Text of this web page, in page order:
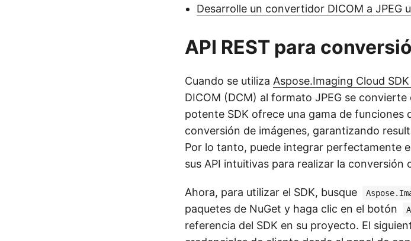
Desarrolle un convertidor DICOM a JPEG
API REST para
Cuando se utiliza Aspose.Imaging Cloud
DICOM (DCM) al formato JPEG se
potente SDK ofrece una gama de funciones
conversión de imágenes, garantizando
Por lo tanto, puede integrar perfectamente
sus API intuitivas para realizar la conversión
Ahora, para utilizar el SDK, busque
paquetes de NuGet y haga clic en el botón
referencia del SDK en su proyecto. El